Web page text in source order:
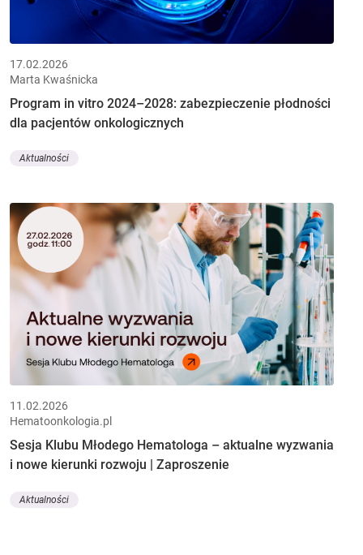
17.02.2026
Marta Kwaśnicka
Program in vitro 2024–2028: zabezpieczenie płodności
dla pacjentów onkologicznych
Aktualności
11.02.2026
Hematoonkologia.pl
Sesja Klubu Młodego Hematologa – aktualne wyzwania
i nowe kierunki rozwoju | Zaproszenie
Aktualności